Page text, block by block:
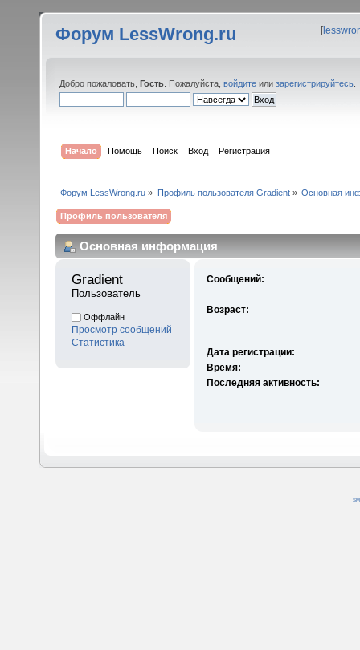
Форум LessWrong.ru [
Добро пожаловать, Гость . Пожалуйста, войдите или зарегистрируйтесь
Начало Помощь Поиск Вход Регистрация
Форум LessWrong.ru » Профиль пользователя Gradient» Основная
Профиль пользователя
Основная информация
Gradient
Пользователь
Оффлайн
Просмотр сообщений
Статистика
Сообщений:
Возраст:
Дата регистрации:
Время:
Последняя активность: